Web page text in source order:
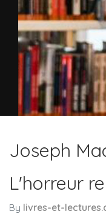
Joseph
L'horreur
By livres-et-